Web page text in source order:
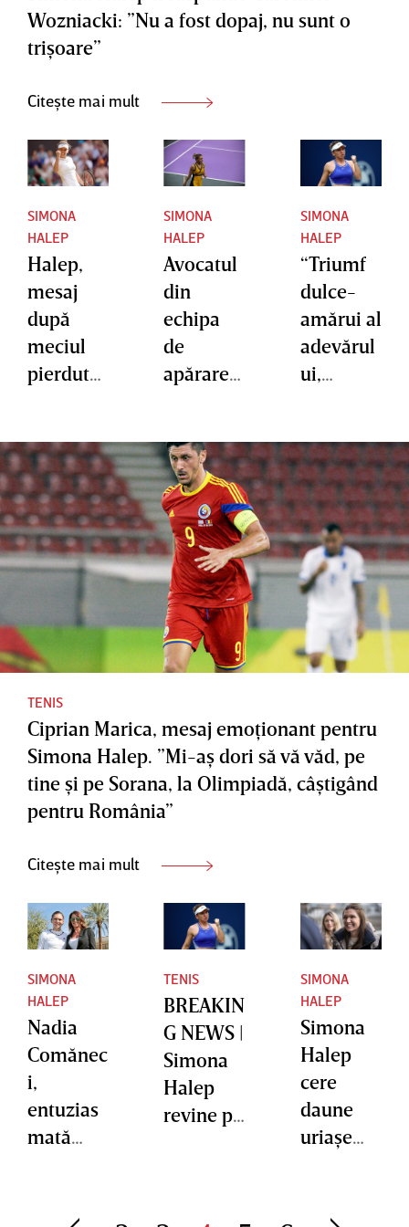
Wozniacki: ”Nu a fost dopaj, nu sunt o
trişoare”
Citește mai mult
SIMONA
HALEP
Halep,
mesaj
după
meciul
pierdut
“Va fi
întotdea
una ca o
victorie”
SIMONA
HALEP
Avocatul
din
echipa
de
apărare a
fără
menajam
ente.
”Cred că
ITIA a
cheltuit
aproape
2
milioane
pentru a-
i
demonst
ra
”
SIMONA
HALEP
“Triumf
dulce-
amărui al
adevărul
ui,
extrem
de
satisfăcăt
or”.
Simona
Halep,
reacţie
emoţion
antă la
TAS
TENIS
Ciprian Marica, mesaj emoţionant pentru
Simona Halep. ”Mi-aş dori să vă văd, pe
tine şi pe Sorana, la Olimpiadă, câştigând
pentru România”
Citește mai mult
SIMONA
HALEP
Nadia
Comănec
i,
entuzias
mată
TENIS
BREAKIN
G NEWS |
Simona
Halep
revine pe
SIMONA
HALEP
Simona
Halep
cere
daune
uriaşe
canadien